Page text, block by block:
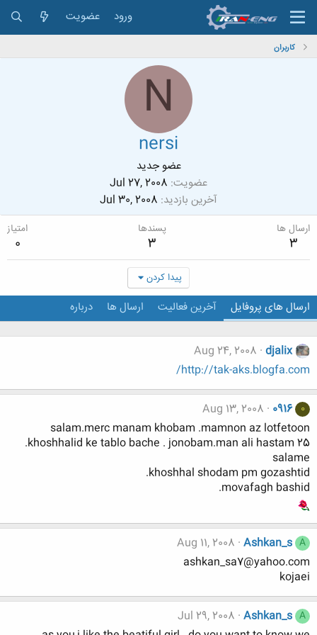
ورود عضویت
کاربران
N
nersi
عضو جدید
عضویت Jul 27, 2008
آخرین بازدید Jul 30, 2008
ارسال ها
3
پسندها
3
امتیاز
0
پیدا کردن
ارسال های پروفایل آخرین فعالیت ارسال ها درباره
djalix
Aug 24, 2008
http://tak-aks.blogfa.com/
0
0916
Aug 13, 2008
salam.merc manam khobam .mamnon az lotfetoon
.khoshhalid ke tablo bache . jonobam.man ali hastam 25
salame
khoshhal shodam pm gozashtid.
movafagh bashid.
A
Ashkan_s
Aug 11, 2008
ashkan_sa7@yahoo.com
kojaei
A
Ashkan_s
Jul 29, 2008